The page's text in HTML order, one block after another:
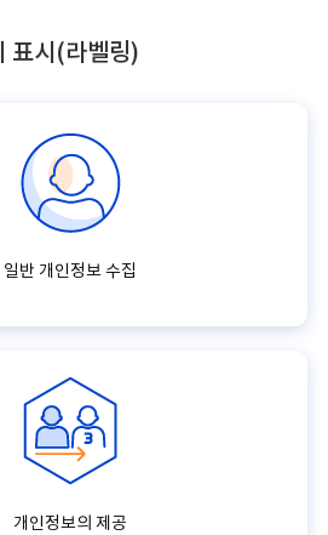
표시(라벨링)
일반 개인정보 수집
개인정보의 제공